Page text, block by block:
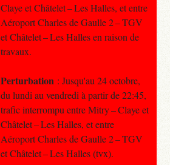
Claye et Châtelet – Les Halles, et entre
Aéroport Charles de Gaulle 2 – TGV
et Châtelet – Les Halles en raison de
travaux.
Perturbation : Jusqu'au 24 octobre,
du lundi au vendredi à partir de 22:45,
trafic interrompu entre Mitry – Claye et
Châtelet – Les Halles, et entre
Aéroport Charles de Gaulle 2 – TGV
et Châtelet – Les Halles (tvx).